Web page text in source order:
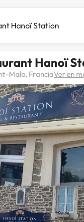
Hanoï
Malo, FranciaVer en